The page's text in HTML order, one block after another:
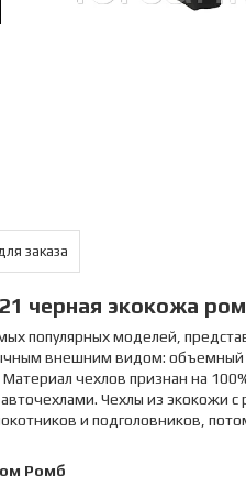
заказа
черная экокожа
популярных моделей,
внешним видом:
чехлов признан на
Чехлы из экокожи с
и подголовников,
Ромб